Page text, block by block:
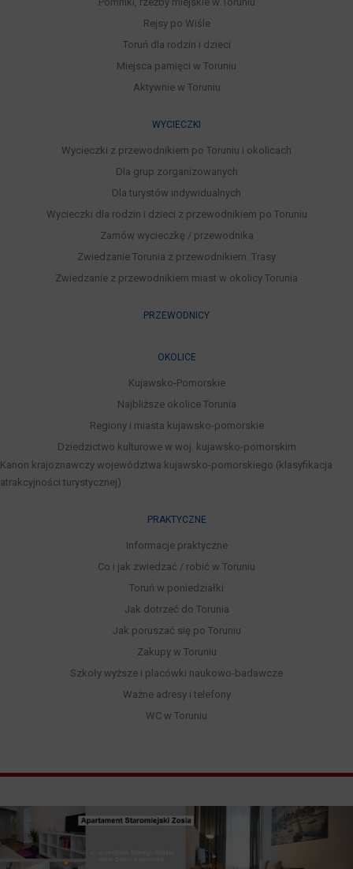
Rejsy po Wiśle
Toruń dla rodzin i dzieci
Miejsca pamięci w Toruniu
Aktywnie w Toruniu
WYCIECZKI
Wycieczki z przewodnikiem po Toruniu i okolicach
Dla grup zorganizowanych
Dla turystów indywidualnych
Wycieczki dla rodzin i dzieci z przewodnikiem po Toruniu
Zamów wycieczkę / przewodnika
Zwiedzanie Torunia z przewodnikiem. Trasy
Zwiedzanie z przewodnikiem miast w okolicy Torunia
PRZEWODNICY
OKOLICE
Kujawsko-Pomorskie
Najbliższe okolice Torunia
Regiony i miasta kujawsko-pomorskie
Dziedzictwo kulturowe w woj. kujawsko-pomorskim
Kanon krajoznawczy województwa kujawsko-pomorskiego (klasyfikacja
atrakcyjności turystycznej)
PRAKTYCZNE
Informacje praktyczne
Co i jak zwiedzać / robić w Toruniu
Toruń w poniedziałki
Jak dotrzeć do Torunia
Jak poruszać się po Toruniu
Zakupy w Toruniu
Szkoły wyższe i placówki naukowo-badawcze
Ważne adresy i telefony
WC w Toruniu